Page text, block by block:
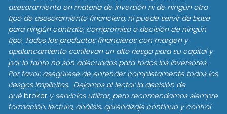
asesoramiento en materia de inversión ni de ningún otro
tipo de asesoramiento financiero, ni puede servir de base
para ningún contrato, compromiso o decisión de ningún
tipo. Todos los productos financieros con margen y
apalancamiento conllevan un alto riesgo para su capital y
por lo tanto no son adecuados para todos los inversores.
Por favor, asegúrese de entender completamente todos los
riesgos implícitos. Dejamos al lector la decisión de
qué broker y servicios utilizar, pero recomendamos siempre
formación, lectura, análisis, aprendizaje continuo y control